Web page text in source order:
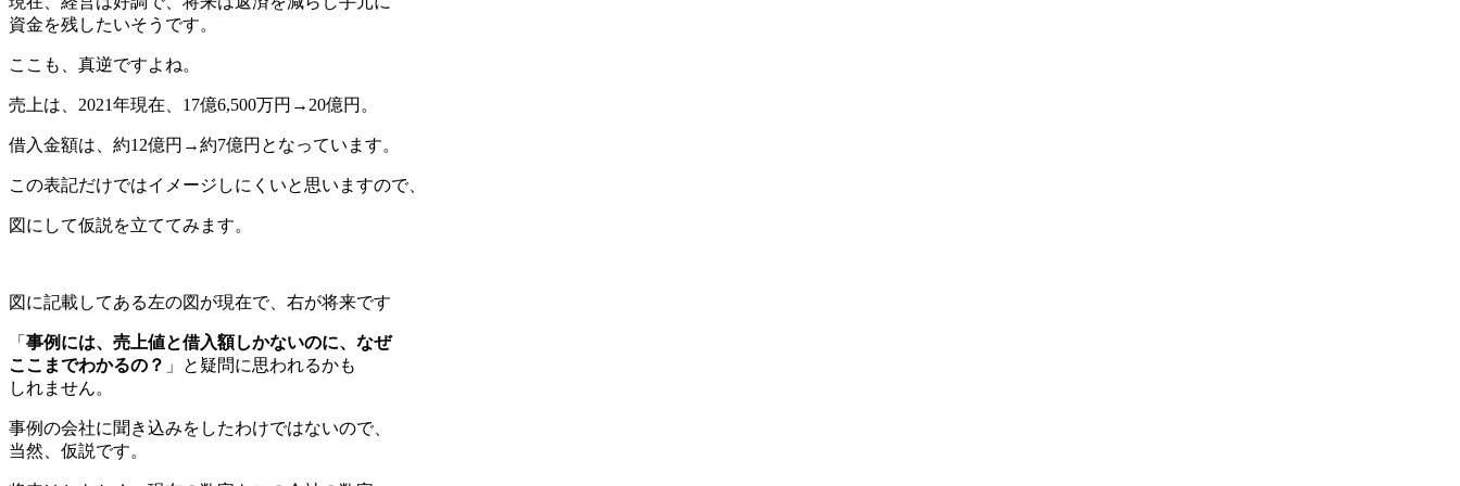
資金を残したいそうです。
ここも、真逆ですよね。
売上は、2021年現在、17億6,500万円→20億円。
借入金額は、約12億円→約7億円となっています。
この表記だけではイメージしにくいと思いますので、
図にして仮説を立ててみます。
図に記載してある左の図が現在で、右が将来です
「 事例には、売上値と借入額しかないのに、なぜ
ここまでわかるの？ 」と疑問に思われるかも
しれません。
事例の会社に聞き込みをしたわけではないので、
当然、仮説です。